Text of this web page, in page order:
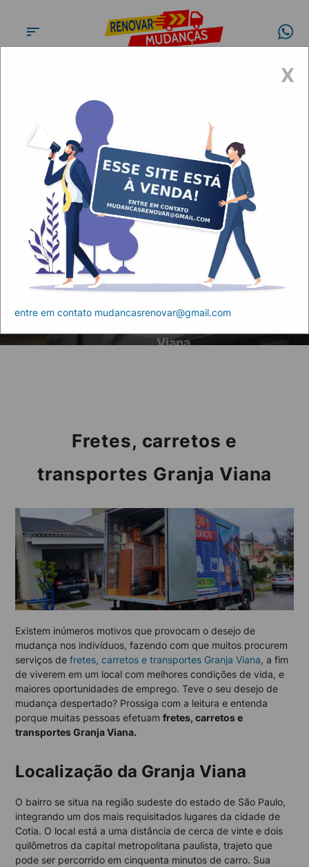
Fretes, carretos e transportes
Granja Viana
Artigos
Fretes, carretos e
Viana
Fretes, carretos e
transportes Granja Viana
Existem inúmeros motivos que provocam o desejo de
mudança nos indivíduos, fazendo com que muitos procurem
serviços defretes, carretos e transportes Granja Viana, a fim
de viverem em um local com melhores condições de vida, e
maiores oportunidades de emprego. Teve o seu desejo de
mudança despertado? Prossiga com a leitura e entenda
porque muitas pessoas efetuamfretes, carretos e
transportes Granja Viana.
Localização da Granja Viana
O bairro se situa na região sudeste do estado de São Paulo,
integrando um dos mais requisitados lugares da cidade de
Cotia. O local está a uma distância de cerca de vinte e dois
quilômetros da capital metropolitana paulista, trajeto que
pode ser percorrido em cinquenta minutos de carro. Sua
X
entre em contato mudancasrenovar@gmail.com